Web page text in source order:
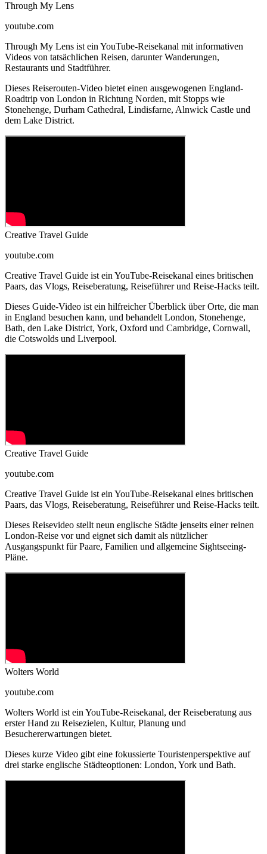
Through My Lens
youtube.com
Through My Lens ist ein YouTube-Reisekanal mit informativen
Videos von tatsächlichen Reisen, darunter Wanderungen,
Restaurants und Stadtführer.
Dieses Reiserouten-Video bietet einen ausgewogenen England-
Roadtrip von London in Richtung Norden, mit Stopps wie
Stonehenge, Durham Cathedral, Lindisfarne, Alnwick Castle und
dem Lake District.
Creative Travel Guide
youtube.com
Creative Travel Guide ist ein YouTube-Reisekanal eines britischen
Paars, das Vlogs, Reiseberatung, Reiseführer und Reise-Hacks teilt.
Dieses Guide-Video ist ein hilfreicher Überblick über Orte, die man
in England besuchen kann, und behandelt London, Stonehenge,
Bath, den Lake District, York, Oxford und Cambridge, Cornwall,
die Cotswolds und Liverpool.
Creative Travel Guide
youtube.com
Creative Travel Guide ist ein YouTube-Reisekanal eines britischen
Paars, das Vlogs, Reiseberatung, Reiseführer und Reise-Hacks teilt.
Dieses Reisevideo stellt neun englische Städte jenseits einer reinen
London-Reise vor und eignet sich damit als nützlicher
Ausgangspunkt für Paare, Familien und allgemeine Sightseeing-
Pläne.
Wolters World
youtube.com
Wolters World ist ein YouTube-Reisekanal, der Reiseberatung aus
erster Hand zu Reisezielen, Kultur, Planung und
Besuchererwartungen bietet.
Dieses kurze Video gibt eine fokussierte Touristenperspektive auf
drei starke englische Städteoptionen: London, York und Bath.